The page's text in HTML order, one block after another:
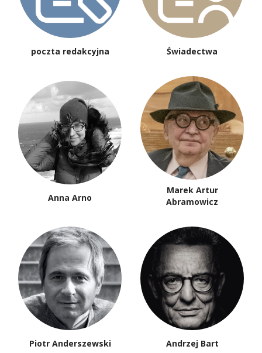
poczta redakcyjna Świadectwa
Anna Arno
Marek Artur
Abramowicz
Piotr Anderszewski Andrzej Bart